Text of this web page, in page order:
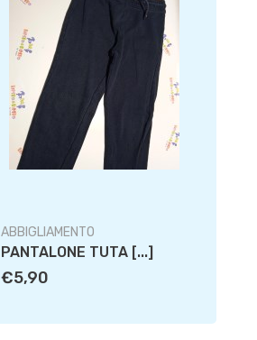
ABBIGLIAMENTO
PANTALONE TUTA [...]
€5,90